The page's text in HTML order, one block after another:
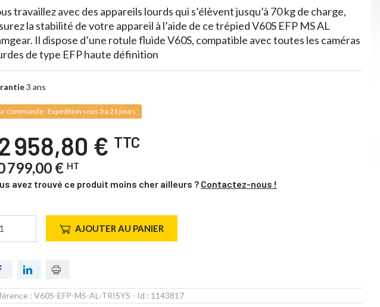
travaillez avec des appareils lourds qui s’élèvent jusqu’à 70 kg de charge,
la stabilité de votre appareil à l’aide de ce trépied V60S EFP MS AL
Il dispose d’une rotule fluide V60S, compatible avec toutes les caméras
de type EFP haute définition
3 ans
commande : Expédition sous 3 à 21 jours
958,80 € TTC
799,00 € HT
avez trouvé ce produit moins cher ailleurs ? Contactez-nous !
AJOUTER AU PANIER
: V60S-EFP-MS-AL-TRISYS - Id : 1143817